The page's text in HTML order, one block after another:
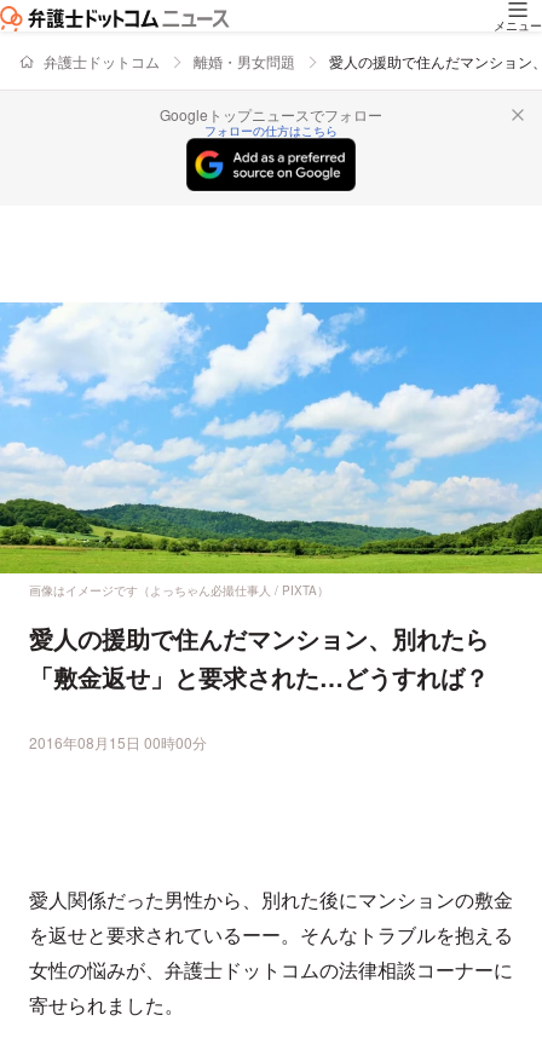
メニュー
弁護士ドットコム 離婚・男女問題 愛人の援助で住んだマンショ
Googleトップニュースでフォロー
フォローの仕方はこちら
画像はイメージです（よっちゃん必撮仕事人 / PIXTA）
愛人の援助で住んだマンション、別れたら
「敷金返せ」と要求された…どうすれば？
2016年08月15日 00時00分
愛人関係だった男性から、別れた後にマンションの敷金
を返せと要求されているーー。そんなトラブルを抱える
女性の悩みが、弁護士ドットコムの法律相談コーナーに
寄せられました。